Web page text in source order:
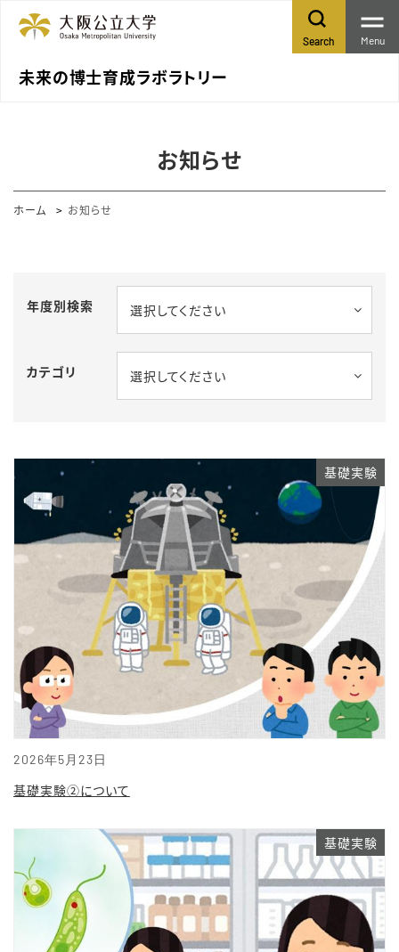
未来の博士育成ラボラトリー
Search Menu
お知らせ
ホーム お知らせ
年度別検索 選択してください
カテゴリ 選択してください
2026年5月23日
基礎実験
基礎実験②について
基礎実験